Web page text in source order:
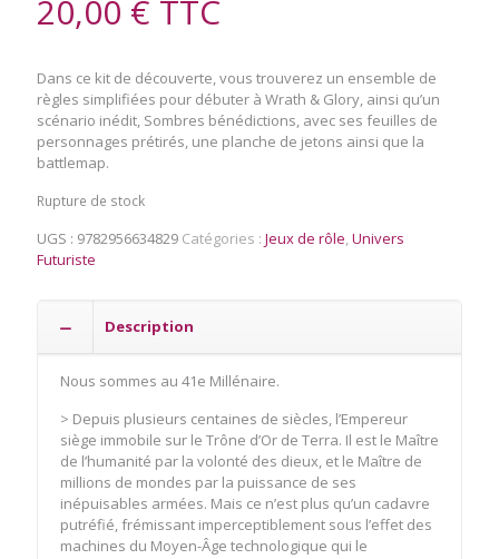
20,00 € TTC
Dans ce kit de découverte, vous trouverez un ensemble de
règles simplifiées pour débuter à Wrath & Glory, ainsi qu’un
scénario inédit, Sombres bénédictions, avec ses feuilles de
personnages prétirés, une planche de jetons ainsi que la
battlemap.
Rupture de stock
UGS : 9782956634829 Catégories : Jeux de rôle,Univers
Futuriste
Description
Nous sommes au 41e Millénaire.
> Depuis plusieurs centaines de siècles, l’Empereur
siège immobile sur le Trône d’Or de Terra. Il est le Maître
de l’humanité par la volonté des dieux, et le Maître de
millions de mondes par la puissance de ses
inépuisables armées. Mais ce n’est plus qu’un cadavre
putréfié, frémissant imperceptiblement sous l’effet des
machines du Moyen-Âge technologique qui le